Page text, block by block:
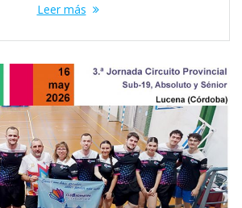
Leer más